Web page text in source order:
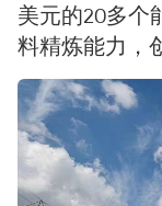
美元的20多个
料精炼能力，